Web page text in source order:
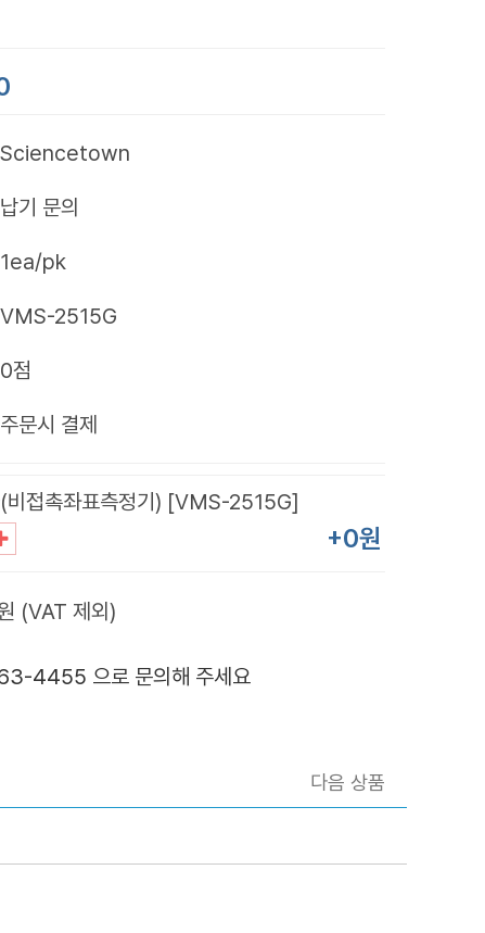
Sciencetown
납기 문의
1ea/pk
VMS-2515G
0점
주문시 결제
비접촉좌표측정기) [VMS-2515G]
+0원
(VAT 제외)
4455 으로 문의해 주세요
다음 상품